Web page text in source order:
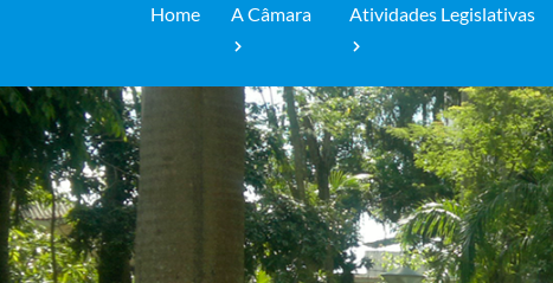
Home A Câmara Atividades Legislativas